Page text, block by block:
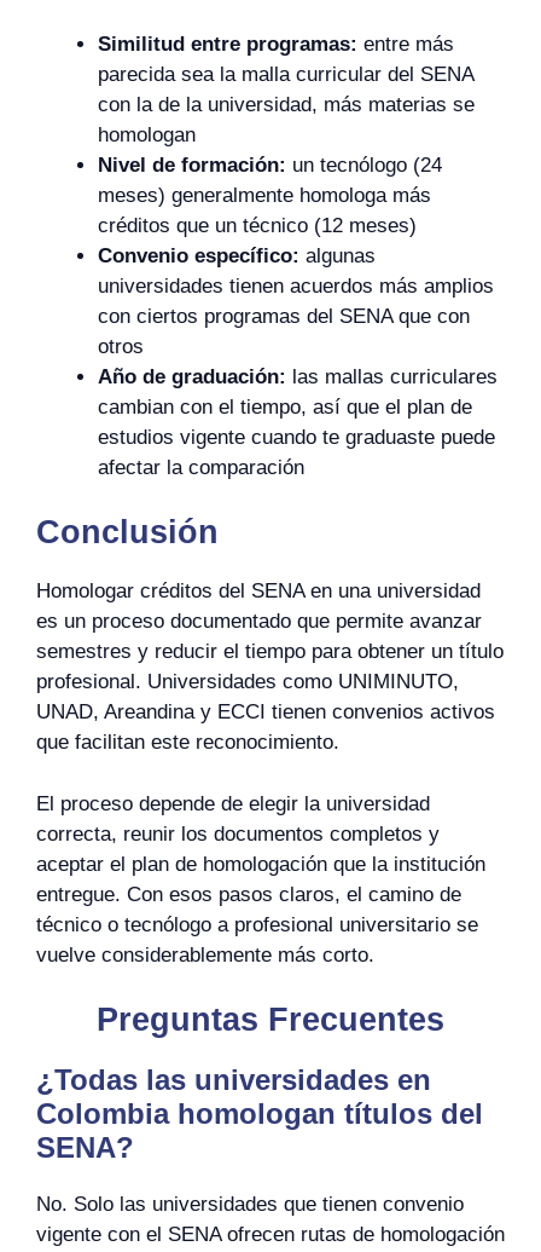
Similitud entre programas: entre más
parecida sea la malla curricular del SENA
con la de la universidad, más materias se
homologan
Nivel de formación: un tecnólogo (24
meses) generalmente homologa más
créditos que un técnico (12 meses)
Convenio específico: algunas
universidades tienen acuerdos más amplios
con ciertos programas del SENA que con
otros
Año de graduación: las mallas curriculares
cambian con el tiempo, así que el plan de
estudios vigente cuando te graduaste puede
afectar la comparación
Conclusión
Homologar créditos del SENA en una universidad
es un proceso documentado que permite avanzar
semestres y reducir el tiempo para obtener un título
profesional. Universidades como UNIMINUTO,
UNAD, Areandina y ECCI tienen convenios activos
que facilitan este reconocimiento.
El proceso depende de elegir la universidad
correcta, reunir los documentos completos y
aceptar el plan de homologación que la institución
entregue. Con esos pasos claros, el camino de
técnico o tecnólogo a profesional universitario se
vuelve considerablemente más corto.
Preguntas Frecuentes
¿Todas las universidades en
Colombia homologan títulos del
SENA?
No. Solo las universidades que tienen convenio
vigente con el SENA ofrecen rutas de homologación